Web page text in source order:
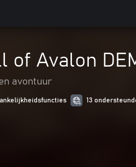
of Avalon
avontuur
13